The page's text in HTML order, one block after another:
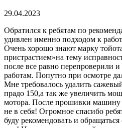
29.04.2023
Обратился к ребятам по
удивлен именно подходом к
Очень хорошо знают марку
пристрастием»на тему
после все равно перепроверили
работам. Попутно при осмотре
Мне требовалось удалить
прадо 150,а так же увеличить
мотора. После прошивки машину
не в себя! Огромное спасибо
буду рекомендовать и